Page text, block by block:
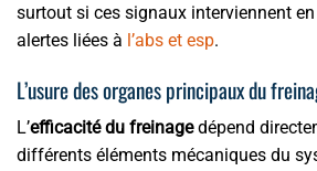
surtout si ces signaux interviennent
alertes liées à l’abs et esp.
L’usure des organes principaux du
L’efficacité du freinagedépend
différents éléments mécaniques du